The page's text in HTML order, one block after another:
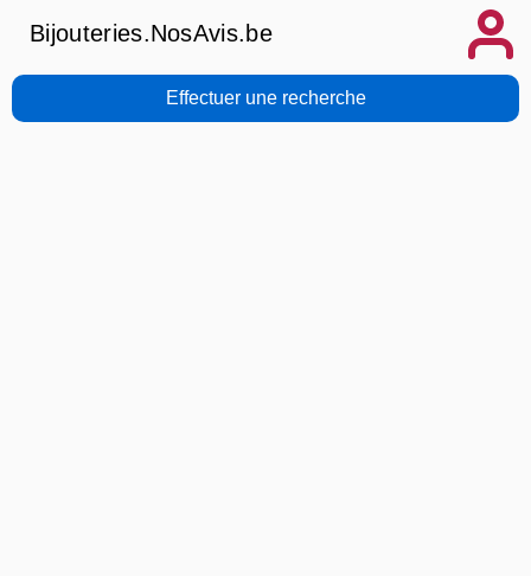
Bijouteries.NosAvis.be
Effectuer une recherche